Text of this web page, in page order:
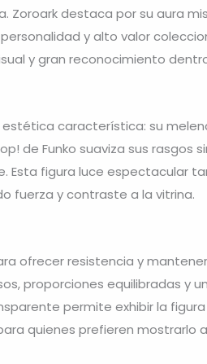
destaca por su aura
y alto valor
y gran reconocimiento
estética característica: su
de Funko suaviza sus rasgos
figura luce espectacular
fuerza y contraste a la vitrina.
ofrecer resistencia y
proporciones equilibradas y
permite exhibir la
quienes prefieren mostrarlo